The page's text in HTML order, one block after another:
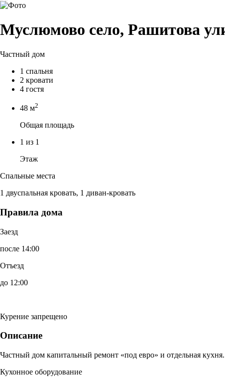
Муслюмово село, Рашитова
Частный дом
1 спальня
2 кровати
4 гостя
48 м2
Общая площадь
1 из 1
Этаж
Спальные места
1 двуспальная кровать, 1 диван-кровать
Правила дома
Заезд
после 14:00
Отъезд
до 12:00
Курение запрещено
Описание
Частный дом капитальный ремонт «под евро» и отдельная кухня.
Кухонное оборудование